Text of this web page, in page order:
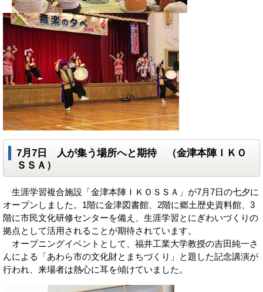
7月7日 人が集う場所へと期待 （金津本陣ＩＫＯ
ＳＳＡ）
生涯学習複合施設「金津本陣ＩＫＯＳＳＡ」が7月7日の七夕に
オープンしました。1階に金津図書館、2階に郷土歴史資料館、3
階に市民文化研修センターを備え、生涯学習とにぎわいづくりの
拠点として活用されることが期待されています。
オープニングイベントとして、福井工業大学教授の吉田純一さ
んによる「あわら市の文化財とまちづくり」と題した記念講演が
行われ、来場者は熱心に耳を傾けていました。